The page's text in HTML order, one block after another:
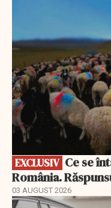
EXCLUSIV
România.
03 AUGUST 2026